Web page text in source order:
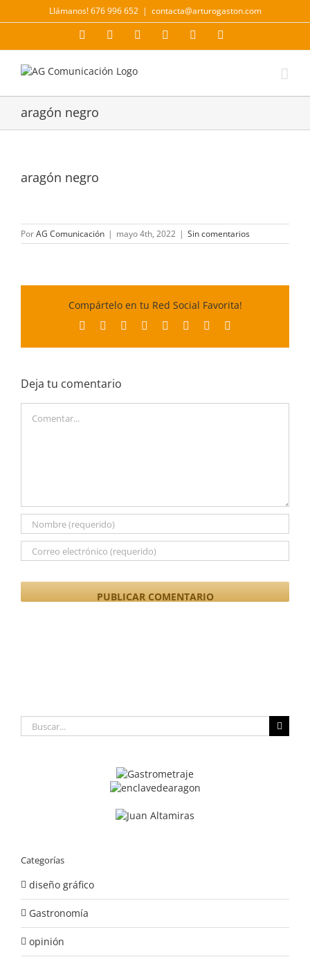
al
Llámanos! 676 996 652 | contacta@arturogaston.com
Facebook YouTubeInstagramLinkedIn
aragón negro
aragón negro
PorAG Comunicación | mayo 4th, 2022 | Sin comentarios
Compártelo en tu Red Social Favorita!
Facebook Reddit LinkedIn
TumblrPinterest
Deja tu comentario
Buscar:
Categorías
diseño gráfico
Gastronomía
opinión